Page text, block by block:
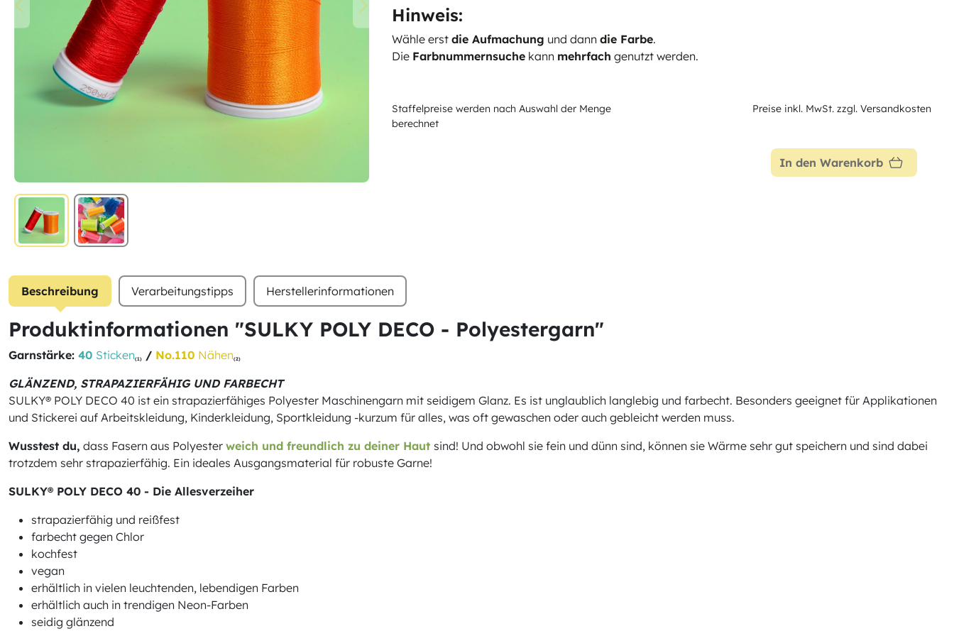
Hinweis:
Wähle erst die Aufmachung und dann die Farbe.
Die Farbnummernsuche kann mehrfach genutzt werden.
Staffelpreise werden nach Auswahl der Menge
berechnet
Preise inkl. MwSt. zzgl. Versandkosten
In den Warenkorb
Beschreibung Verarbeitungstipps Herstellerinformationen
Produktinformationen "SULKY POLY DECO - Polyestergarn"
Garnstärke: 40 Sticken(1) / No.110 Nähen(2)
GLÄNZEND, STRAPAZIERFÄHIG UND FARBECHT
SULKY® POLY DECO 40 ist ein strapazierfähiges Polyester Maschinengarn mit seidigem Glanz. Es ist unglaublich langlebig und farbecht. Besonders geeignet für Applikationen
und Stickerei auf Arbeitskleidung, Kinderkleidung, Sportkleidung -kurzum für alles, was oft gewaschen oder auch gebleicht werden muss.
Wusstest du, dass Fasern aus Polyester weich und freundlich zu deiner Haut sind! Und obwohl sie fein und dünn sind, können sie Wärme sehr gut speichern und sind dabei
trotzdem sehr strapazierfähig. Ein ideales Ausgangsmaterial für robuste Garne!
SULKY® POLY DECO 40 - Die Allesverzeiher
strapazierfähig und reißfest
farbecht gegen Chlor
kochfest
vegan
erhältlich in vielen leuchtenden, lebendigen Farben
erhältlich auch in trendigen Neon-Farben
seidig glänzend